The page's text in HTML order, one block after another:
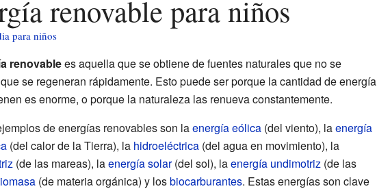
renovable para niños
para niños
renovablees aquella que se obtiene de fuentes naturales que no se
se regeneran rápidamente. Esto puede ser porque la cantidad de energía
es enorme, o porque la naturaleza las renueva constantemente.
de energías renovables son laenergía eólica(del viento), laenergía
(del calor de la Tierra), la hidroeléctrica(del agua en movimiento), la
(de las mareas), laenergía solar(del sol), laenergía undimotriz(de las
(de materia orgánica) y losbiocarburantes. Estas energías son clave